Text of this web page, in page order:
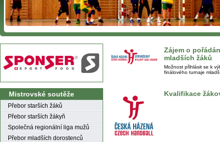
Mistrovské soutěže
Přebor starších žáků
Přebor starších žákyň
Společná regionální liga mužů
Přebor mladších dorostenců
Zájem o
mladších žáků
Možnost přihlásit se k
finálového turnaje
Kvalifikace